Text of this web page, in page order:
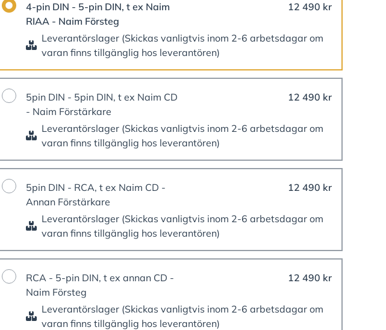
4-pin DIN - 5-pin DIN, t ex Naim
RIAA - Naim Försteg
12 490 kr
Leverantörslager (Skickas vanligtvis inom 2-6 arbetsdagar om
varan finns tillgänglig hos leverantören)
5pin DIN - 5pin DIN, t ex Naim CD
- Naim Förstärkare
12 490 kr
Leverantörslager (Skickas vanligtvis inom 2-6 arbetsdagar om
varan finns tillgänglig hos leverantören)
5pin DIN - RCA, t ex Naim CD -
Annan Förstärkare
12 490 kr
Leverantörslager (Skickas vanligtvis inom 2-6 arbetsdagar om
varan finns tillgänglig hos leverantören)
RCA - 5-pin DIN, t ex annan CD -
Naim Försteg
12 490 kr
Leverantörslager (Skickas vanligtvis inom 2-6 arbetsdagar om
varan finns tillgänglig hos leverantören)